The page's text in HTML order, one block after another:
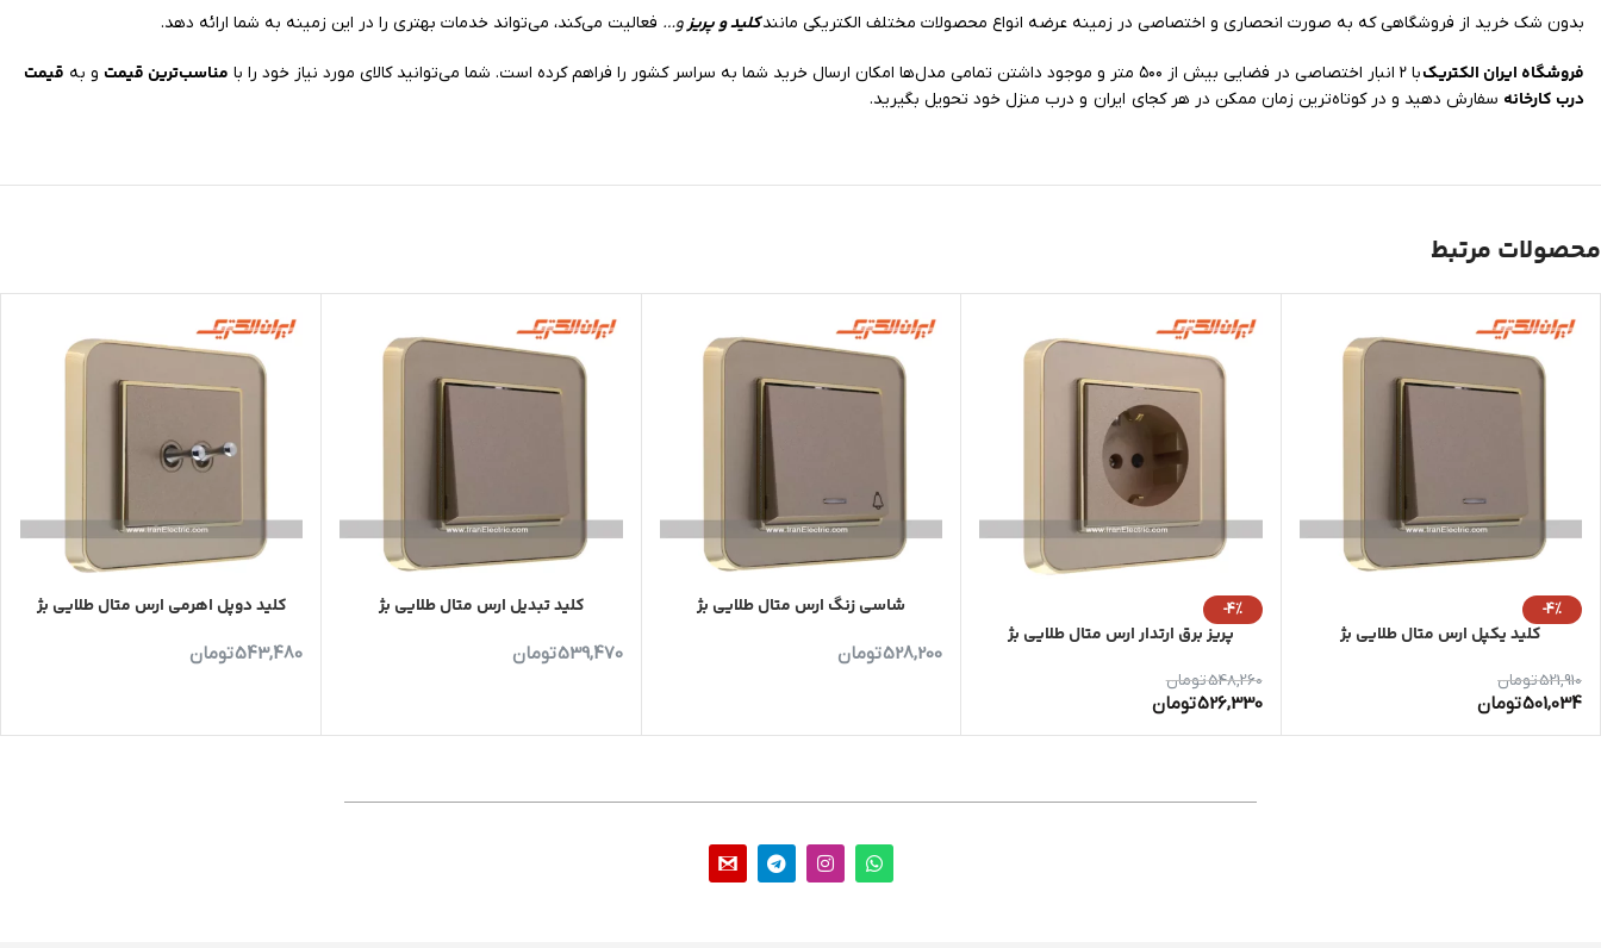
بدون شک خرید از فروشگاهی که به صورت انحصاری و اختصاصی در زمینه عرضه انواع محصولات مختلف الکتریکی مانندکلید و پریزو… فعالیت می‌کند، می‌تواند خدمات بهتری را در این زمینه به شما ارائه دهد.
فروشگاه ایران الکتریکبا ۲ انبار اختصاصی در فضایی بیش از ۵۰۰ متر و موجود داشتن تمامی مدل‌ها امکان ارسال خرید شما به سراسر کشور را فراهم کرده است. شما می‌توانید کالای مورد نیاز خود را با مناسب‌ترین قیمت و به قیمت
درب کارخانه سفارش دهید و در کوتاه‌ترین زمان ممکن در هر کجای ایران و درب منزل خود تحویل بگیرید.
محصولات مرتبط
-4%
کلید یکپل ارس متال طلایی بژ
521,910تومان
501,034تومان
-4%
پریز برق ارتدار ارس متال طلایی بژ
548,260تومان
526,330تومان
شاسی زنگ ارس متال طلایی بژ
528,200تومان
کلید تبدیل ارس متال طلایی بژ
539,470تومان
کلید دوپل اهرمی ارس متال طلایی بژ
543,480تومان